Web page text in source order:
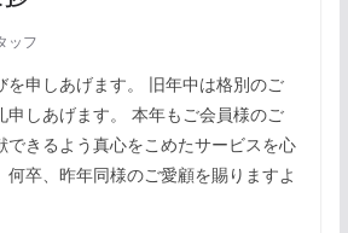
ッフ
を申しあげます。 旧年中は格別のご
申しあげます。 本年もご会員様のご
できるよう真心をこめたサービスを心
何卒、昨年同様のご愛顧を賜りますよ